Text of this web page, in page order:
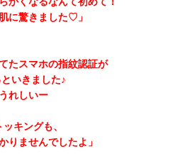
に驚きました♡」
たスマホの指紋認証が
いきました♪
うれしいー
ッキングも、
りませんでしたよ」